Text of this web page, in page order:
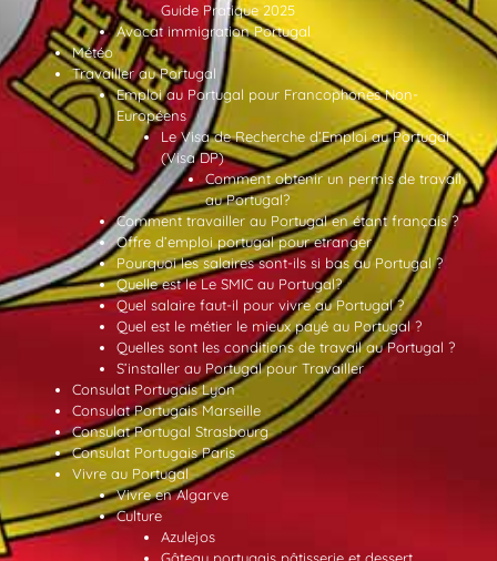
Guide Pratique 2025
Avocat immigration Portugal
Météo
Travailler au Portugal
Emploi au Portugal pour Francophones Non-
Européens
Le Visa de Recherche d’Emploi au Portugal
(Visa DP)
Comment obtenir un permis de travail
au Portugal?
Comment travailler au Portugal en étant français ?
Offre d’emploi portugal pour etranger
Pourquoi les salaires sont-ils si bas au Portugal ?
Quelle est le Le SMIC au Portugal?
Quel salaire faut-il pour vivre au Portugal ?
Quel est le métier le mieux payé au Portugal ?
Quelles sont les conditions de travail au Portugal ?
S’installer au Portugal pour Travailler
Consulat Portugais Lyon
Consulat Portugais Marseille
Consulat Portugal Strasbourg
Consulat Portugais Paris
Vivre au Portugal
Vivre en Algarve
Culture
Azulejos